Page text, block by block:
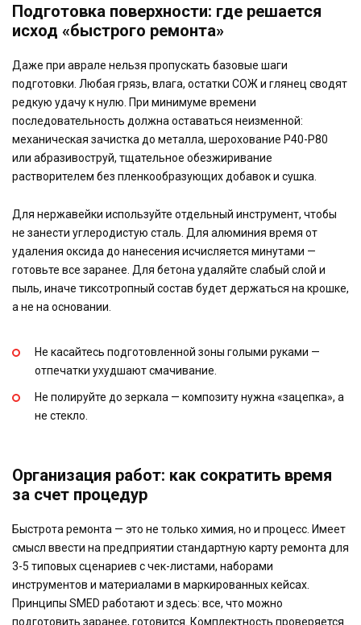
Подготовка поверхности: где решается
исход «быстрого ремонта»
Даже при аврале нельзя пропускать базовые шаги
подготовки. Любая грязь, влага, остатки СОЖ и глянец сводят
редкую удачу к нулю. При минимуме времени
последовательность должна оставаться неизменной:
механическая зачистка до металла, шерохование P40-P80
или абразивоструй, тщательное обезжиривание
растворителем без пленкообразующих добавок и сушка.
Для нержавейки используйте отдельный инструмент, чтобы
не занести углеродистую сталь. Для алюминия время от
удаления оксида до нанесения исчисляется минутами —
готовьте все заранее. Для бетона удаляйте слабый слой и
пыль, иначе тиксотропный состав будет держаться на крошке,
а не на основании.
Не касайтесь подготовленной зоны голыми руками —
отпечатки ухудшают смачивание.
Не полируйте до зеркала — композиту нужна «зацепка», а
не стекло.
Организация работ: как сократить время
за счет процедур
Быстрота ремонта — это не только химия, но и процесс. Имеет
смысл ввести на предприятии стандартную карту ремонта для
3-5 типовых сценариев с чек-листами, наборами
инструментов и материалами в маркированных кейсах.
Принципы SMED работают и здесь: все, что можно
подготовить заранее, готовится. Комплектность проверяется